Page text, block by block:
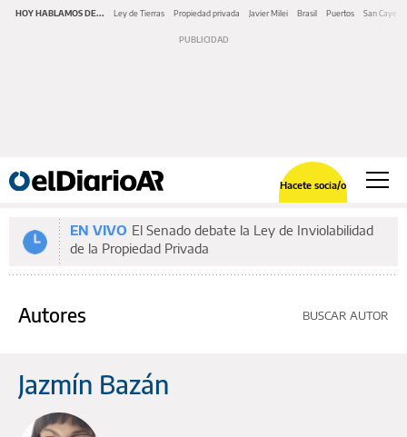
HOY HABLAMOS DE... Ley de Tierras Propiedad privada Javier Milei Brasil Puertos San
Hacete socia/o
EN VIVO El Senado debate la Ley de Inviolabilidad
de la Propiedad Privada
Autores BUSCAR AUTOR
Jazmín Bazán